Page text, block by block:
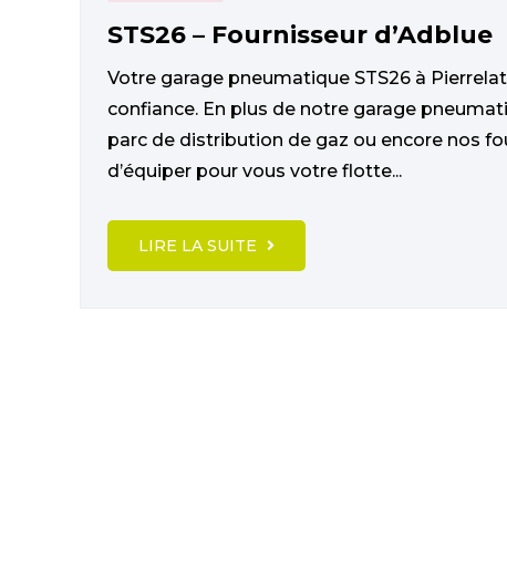
STS26 – Fournisseur d’Adblue
Votre garage pneumatique STS26 à
confiance. En plus de notre garage
parc de distribution de gaz ou encore nos
d’équiper pour vous votre flotte...
LIRE LA SUITE